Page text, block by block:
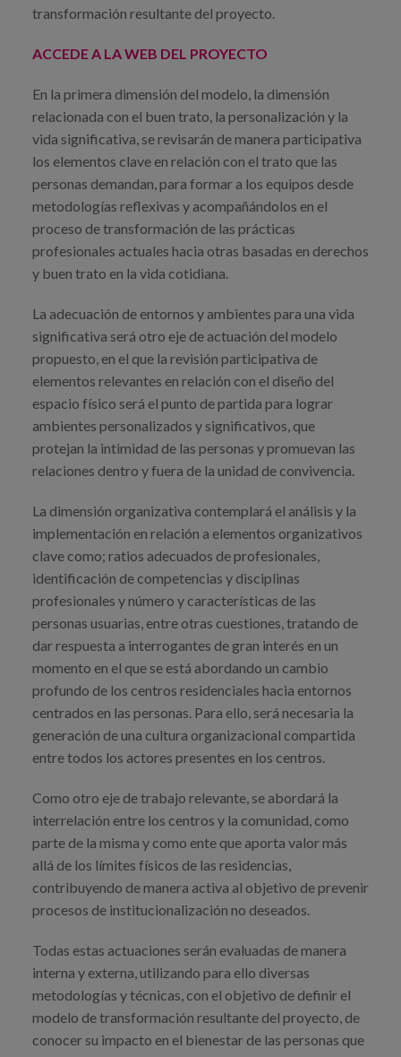
transformación resultante del proyecto.
ACCEDE A LA WEB DEL PROYECTO
En la primera dimensión del modelo, la dimensión
relacionada con el buen trato, la personalización y la
vida significativa, se revisarán de manera participativa
los elementos clave en relación con el trato que las
personas demandan, para formar a los equipos desde
metodologías reflexivas y acompañándolos en el
proceso de transformación de las prácticas
profesionales actuales hacia otras basadas en derechos
y buen trato en la vida cotidiana.
La adecuación de entornos y ambientes para una vida
significativa será otro eje de actuación del modelo
propuesto, en el que la revisión participativa de
elementos relevantes en relación con el diseño del
espacio físico será el punto de partida para lograr
ambientes personalizados y significativos, que
protejan la intimidad de las personas y promuevan las
relaciones dentro y fuera de la unidad de convivencia.
La dimensión organizativa contemplará el análisis y la
implementación en relación a elementos organizativos
clave como; ratios adecuados de profesionales,
identificación de competencias y disciplinas
profesionales y número y características de las
personas usuarias, entre otras cuestiones, tratando de
dar respuesta a interrogantes de gran interés en un
momento en el que se está abordando un cambio
profundo de los centros residenciales hacia entornos
centrados en las personas. Para ello, será necesaria la
generación de una cultura organizacional compartida
entre todos los actores presentes en los centros.
Como otro eje de trabajo relevante, se abordará la
interrelación entre los centros y la comunidad, como
parte de la misma y como ente que aporta valor más
allá de los límites físicos de las residencias,
contribuyendo de manera activa al objetivo de prevenir
procesos de institucionalización no deseados.
Todas estas actuaciones serán evaluadas de manera
interna y externa, utilizando para ello diversas
metodologías y técnicas, con el objetivo de definir el
modelo de transformación resultante del proyecto, de
conocer su impacto en el bienestar de las personas que